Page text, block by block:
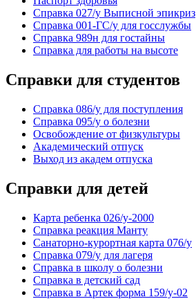
Справка 027/у Выписной эпикриз
Справка 001-ГС/у для госслужбы
Справка 989н для гостайны
Справка для работы на высоте
Справки для студентов
Справка 086/у для поступления
Справка 095/у о болезни
Освобождение от физкультуры
Академический отпуск
Выход из академ отпуска
Справки для детей
Карта ребенка 026/у-2000
Справка реакция Манту
Санаторно-курортная карта 076/у
Справка 079/у для лагеря
Справка в школу о болезни
Справка в детский сад
Справка в Артек форма 159/у-02